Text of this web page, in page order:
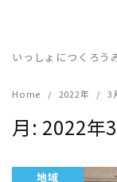
content
いっしょにつくろう
Home 2022年 3
月: 2022年
地域